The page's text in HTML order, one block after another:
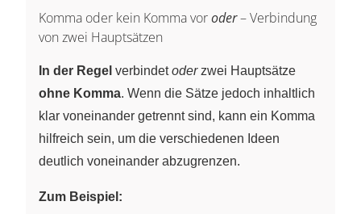
Komma oder kein Komma voroder– Verbindung
von zwei Hauptsätzen
In der Regel verbindetoderzwei Hauptsätze
ohne Komma. Wenn die Sätze jedoch inhaltlich
klar voneinander getrennt sind, kann ein Komma
hilfreich sein, um die verschiedenen Ideen
deutlich voneinander abzugrenzen.
Zum Beispiel: